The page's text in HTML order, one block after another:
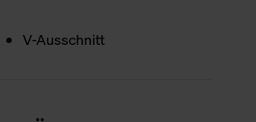
V-Ausschnitt